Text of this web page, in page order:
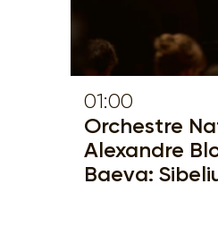
01:00
Orchestre
Alexandre
Baeva: